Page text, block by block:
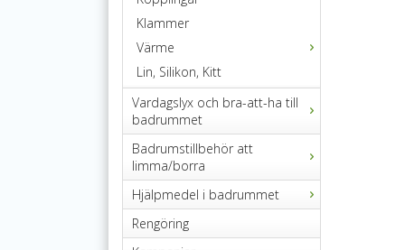
Klammer
Värme
Lin, Silikon, Kitt
Vardagslyx och bra-att-ha till
badrummet
Badrumstillbehör att
limma/borra
Hjälpmedel i badrummet
Rengöring